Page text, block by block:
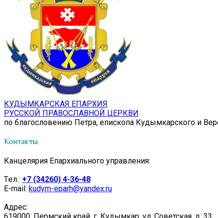
КУДЫМКАРСКАЯ ЕПАРХИЯ
РУССКОЙ ПРАВОСЛАВНОЙ ЦЕРКВИ
по благословению Петра, епископа Кудымкарского и
Контакты
Канцелярия Епархиального управления:
Tел.: +7 (34260) 4-36-48
E-mail: kudym-eparh@yandex.ru
Адрес: